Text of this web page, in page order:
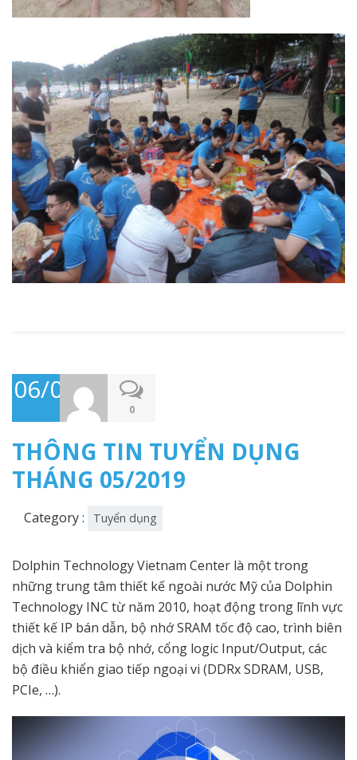
06/05/2019
0
THÔNG TIN TUYỂN DỤNG
THÁNG 05/2019
Category : Tuyển dụng
Dolphin Technology Vietnam Center là một trong
những trung tâm thiết kế ngoài nước Mỹ của Dolphin
Technology INC từ năm 2010, hoạt động trong lĩnh vực
thiết kế IP bán dẫn, bộ nhớ SRAM tốc độ cao, trình biên
dịch và kiểm tra bộ nhớ, cổng logic Input/Output, các
bộ điều khiển giao tiếp ngoại vi (DDRx SDRAM, USB,
PCIe, …).